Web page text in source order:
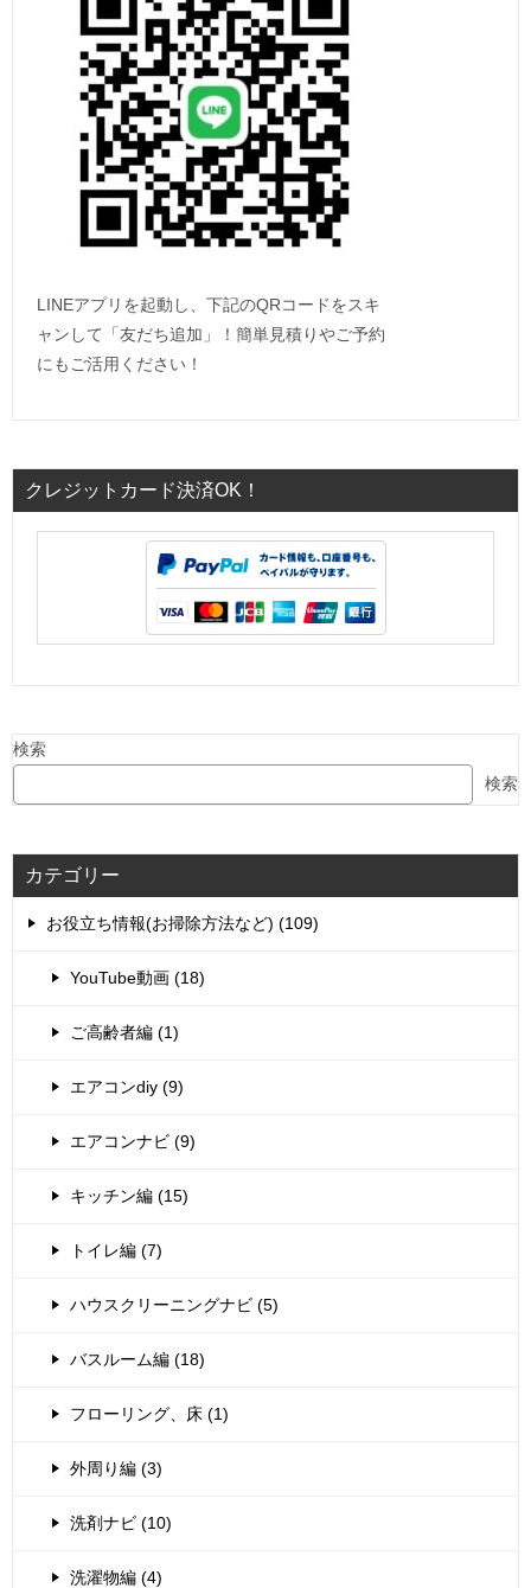
LINEアプリを起動し、下記のQRコードをスキ
ャンして「友だち追加」！簡単見積りやご予約
にもご活用ください！
クレジットカード決済OK！
検索
検索
カテゴリー
お役立ち情報(お掃除方法など) (109)
YouTube動画 (18)
ご高齢者編 (1)
エアコンdiy (9)
エアコンナビ (9)
キッチン編 (15)
トイレ編 (7)
ハウスクリーニングナビ (5)
バスルーム編 (18)
フローリング、床 (1)
外周り編 (3)
洗剤ナビ (10)
洗濯物編 (4)